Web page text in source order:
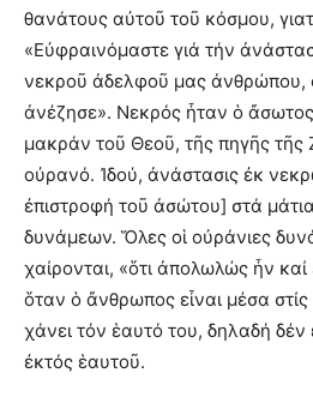
θανάτους αὐτοῦ τοῦ κόσμου,
«Εὐφραινόμαστε γιά τήν
νεκροῦ ἀδελφοῦ μας ἀνθρώπου,
ἀνέζησε». Νεκρός ἦταν ὁ
μακράν τοῦ Θεοῦ, τῆς πηγῆς
οὐρανό. Ἰδού, ἀνάστασις ἐκ
ἐπιστροφή τοῦ ἀσώτου] στά
δυνάμεων. Ὅλες οἱ οὐράνιες
χαίρονται, «ὅτι ἀπολωλώς ἦν
ὅταν ὁ ἄνθρωπος εἶναι μέσα
χάνει τόν ἑαυτό του, δηλαδή δέν
ἐκτός ἑαυτοῦ.